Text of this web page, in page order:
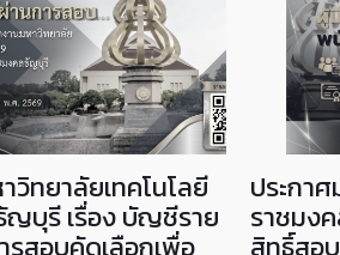
วิทยาลัยเทคโนโลยี
ญบุรี เรื่อง บัญชีราย
ประกา
ราชมง